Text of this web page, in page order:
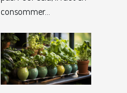
consommer...